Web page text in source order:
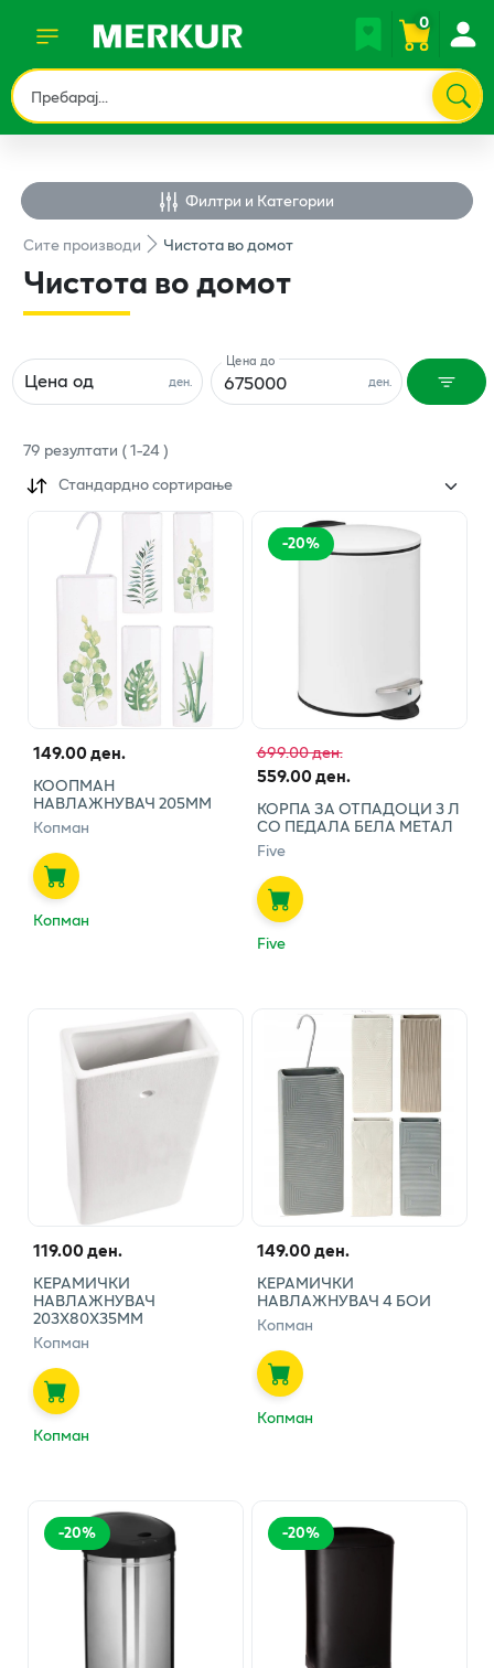
0
Филтри и Категории
Ситепроизводи Чистота во домот
Чистота во домот
ден.
Цена од ден.
Цена до
79 резултати (1-24)
Стандардно сортирање
149.00 ден.
КООПМАН
НАВЛАЖНУВАЧ 205ММ
Копман
Копман
-20%
699.00 ден.
559.00 ден.
КОРПА ЗА ОТПАДОЦИ 3 Л
СО ПЕДАЛА БЕЛА МЕТАЛ
Five
Five
119.00 ден.
КЕРАМИЧКИ
НАВЛАЖНУВАЧ
203X80X35MM
Копман
Копман
149.00 ден.
КЕРАМИЧКИ
НАВЛАЖНУВАЧ 4 БОИ
Копман
Копман
-20% -20%